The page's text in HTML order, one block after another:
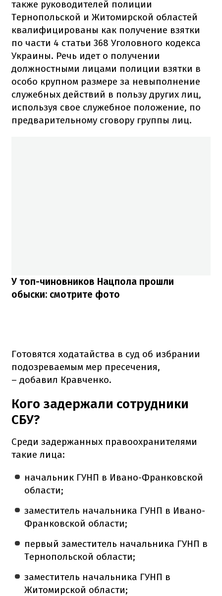
также руководителей полиции
Тернопольской и Житомирской областей
квалифицированы как получение взятки
по части 4 статьи 368 Уголовного кодекса
Украины. Речь идет о получении
должностными лицами полиции взятки в
особо крупном размере за невыполнение
служебных действий в пользу других лиц,
используя свое служебное положение, по
предварительному сговору группы лиц.
У топ-чиновников Нацпола прошли
обыски: смотрите фото
Готовятся ходатайства в суд об избрании
подозреваемым мер пресечения,
– добавил Кравченко.
Кого задержали сотрудники
СБУ?
Среди задержанных правоохранителями
такие лица:
начальник ГУНП в Ивано-Франковской
области;
заместитель начальника ГУНП в Ивано-
Франковской области; ️️
первый заместитель начальника ГУНП в
Тернопольской области; ️
заместитель начальника ГУНП в
Житомирской области; ️ ️